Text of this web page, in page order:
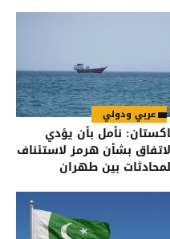
عربي ودولي
نأمل بأن يؤدي
بشأن هرمز لاستئناف
بين طهران